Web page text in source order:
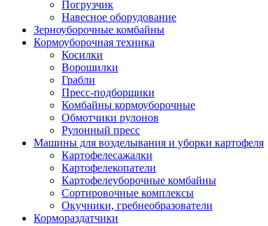
Погрузчик
Навесное оборудование
Зерноуборочные комбайны
Кормоуборочная техника
Косилки
Ворошилки
Грабли
Пресс-подборщики
Комбайны кормоуборочные
Обмотчики рулонов
Рулонный пресс
Машины для возделывания и уборки картофеля
Картофелесажалки
Картофелекопатели
Картофелеуборочные комбайны
Сортировочные комплексы
Окучники, гребнеобразователи
Кормораздатчики